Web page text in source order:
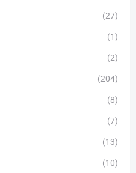
(27)
(1)
(2)
(204)
(8)
(7)
(13)
(10)